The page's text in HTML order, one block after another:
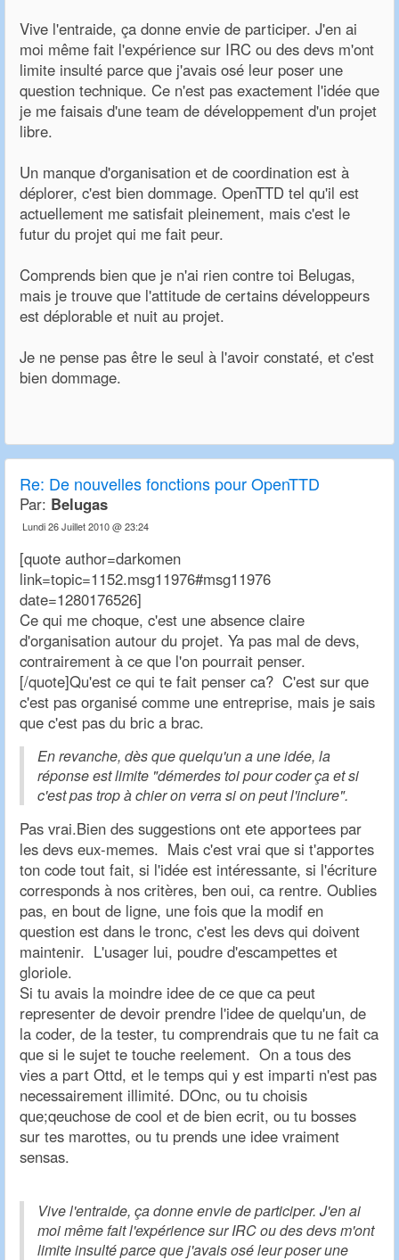
Vive l'entraide, ça donne envie de participer. J'en ai
moi même fait l'expérience sur IRC ou des devs m'ont
limite insulté parce que j'avais osé leur poser une
question technique. Ce n'est pas exactement l'idée que
je me faisais d'une team de développement d'un projet
libre.
Un manque d'organisation et de coordination est à
déplorer, c'est bien dommage. OpenTTD tel qu'il est
actuellement me satisfait pleinement, mais c'est le
futur du projet qui me fait peur.
Comprends bien que je n'ai rien contre toi Belugas,
mais je trouve que l'attitude de certains développeurs
est déplorable et nuit au projet.
Je ne pense pas être le seul à l'avoir constaté, et c'est
bien dommage.
Re: De nouvelles fonctions pour OpenTTD
Par: Belugas
Lundi 26 Juillet 2010 @ 23:24
[quote author=darkomen
link=topic=1152.msg11976#msg11976
date=1280176526]
Ce qui me choque, c'est une absence claire
d'organisation autour du projet. Ya pas mal de devs,
contrairement à ce que l'on pourrait penser.
[/quote]Qu'est ce qui te fait penser ca? C'est sur que
c'est pas organisé comme une entreprise, mais je sais
que c'est pas du bric a brac.
En revanche, dès que quelqu'un a une idée, la
réponse est limite "démerdes toi pour coder ça et si
c'est pas trop à chier on verra si on peut l'inclure".
Pas vrai.Bien des suggestions ont ete apportees par
les devs eux-memes. Mais c'est vrai que si t'apportes
ton code tout fait, si l'idée est intéressante, si l'écriture
corresponds à nos critères, ben oui, ca rentre. Oublies
pas, en bout de ligne, une fois que la modif en
question est dans le tronc, c'est les devs qui doivent
maintenir. L'usager lui, poudre d'escampettes et
gloriole.
Si tu avais la moindre idee de ce que ca peut
representer de devoir prendre l'idee de quelqu'un, de
la coder, de la tester, tu comprendrais que tu ne fait ca
que si le sujet te touche reelement. On a tous des
vies a part Ottd, et le temps qui y est imparti n'est pas
necessairement illimité. DOnc, ou tu choisis
que;qeuchose de cool et de bien ecrit, ou tu bosses
sur tes marottes, ou tu prends une idee vraiment
sensas.
Vive l'entraide, ça donne envie de participer. J'en ai
moi même fait l'expérience sur IRC ou des devs m'ont
limite insulté parce que j'avais osé leur poser une